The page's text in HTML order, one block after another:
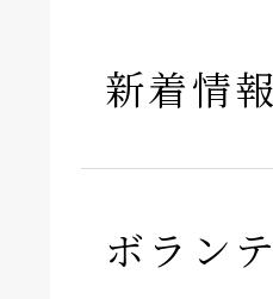
新着情
ボラン